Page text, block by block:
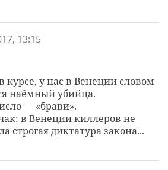
13:15
курсе, у нас в Венеции словом
наёмный убийца.
— «брави».
в Венеции киллеров не
строгая диктатура закона...